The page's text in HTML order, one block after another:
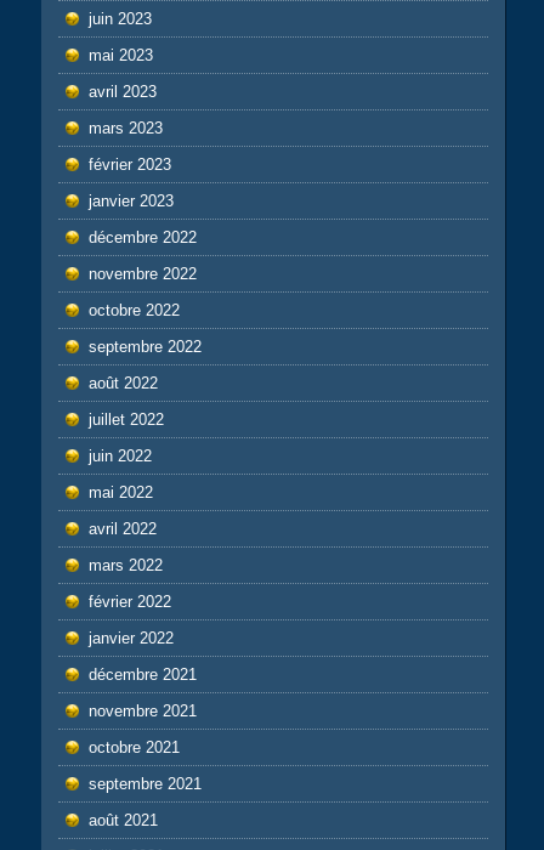
juin 2023
mai 2023
avril 2023
mars 2023
février 2023
janvier 2023
décembre 2022
novembre 2022
octobre 2022
septembre 2022
août 2022
juillet 2022
juin 2022
mai 2022
avril 2022
mars 2022
février 2022
janvier 2022
décembre 2021
novembre 2021
octobre 2021
septembre 2021
août 2021